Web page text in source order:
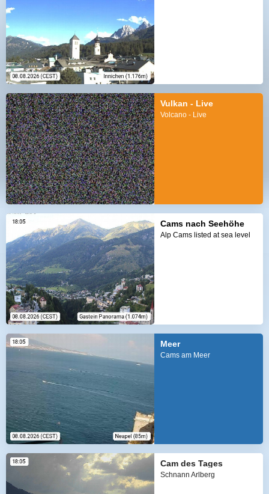
Vulkan - Live
Volcano - Live
Cams nach Seehöhe
Alp Cams listed at sea level
Meer
Cams am Meer
Cam des Tages
Schnann Arlberg